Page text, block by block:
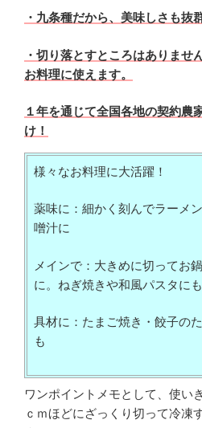
・九条種だから、美味しさも抜
・切り落とすところはありませ
お料理に使えます。
１年を通じて全国各地の契約農
け！
様々なお料理に大活躍！
薬味に：細かく刻んでラーメ
噌汁に
メインで：大きめに切ってお
に。ねぎ焼きや和風パスタにも
具材に：たまご焼き・餃子の
も
ワンポイントメモとして、使い
ｃｍほどにざっくり切って冷凍